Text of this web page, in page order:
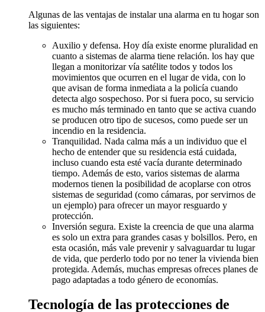
Algunas de las ventajas de instalar una alarma en tu hogar son
las siguientes:
Auxilio y defensa. Hoy día existe enorme pluralidad en
cuanto a sistemas de alarma tiene relación. los hay que
llegan a monitorizar vía satélite todos y todos los
movimientos que ocurren en el lugar de vida, con lo
que avisan de forma inmediata a la policía cuando
detecta algo sospechoso. Por si fuera poco, su servicio
es mucho más terminado en tanto que se activa cuando
se producen otro tipo de sucesos, como puede ser un
incendio en la residencia.
Tranquilidad. Nada calma más a un individuo que el
hecho de entender que su residencia está cuidada,
incluso cuando esta esté vacía durante determinado
tiempo. Además de esto, varios sistemas de alarma
modernos tienen la posibilidad de acoplarse con otros
sistemas de seguridad (como cámaras, por servirnos de
un ejemplo) para ofrecer un mayor resguardo y
protección.
Inversión segura. Existe la creencia de que una alarma
es solo un extra para grandes casas y bolsillos. Pero, en
esta ocasión, más vale prevenir y salvaguardar tu lugar
de vida, que perderlo todo por no tener la vivienda bien
protegida. Además, muchas empresas ofreces planes de
pago adaptadas a todo género de economías.
Tecnología de las protecciones de